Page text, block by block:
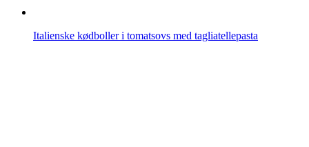
Italienske kødboller i tomatsovs med tagliatellepasta